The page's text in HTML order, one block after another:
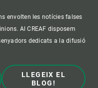
envolten les notícies falses
Al CREAF disposem
dedicats a la difusió
LLEGEIX EL
BLOG!